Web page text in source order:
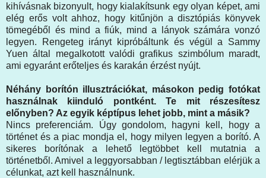
kihívásnak bizonyult, hogy kialakítsunk egy olyan képet, ami
elég erős volt ahhoz, hogy kitűnjön a disztópiás könyvek
tömegéből és mind a fiúk, mind a lányok számára vonzó
legyen. Rengeteg irányt kipróbáltunk és végül a Sammy
Yuen által megalkotott valódi grafikus szimbólum maradt,
ami egyaránt erőteljes és karakán érzést nyújt.
Néhány borítón illusztrációkat, másokon pedig fotókat
használnak kiinduló pontként. Te mit részesítesz
előnyben? Az egyik képtípus lehet jobb, mint a másik?
Nincs preferenciám. Úgy gondolom, hagyni kell, hogy a
történet és a piac mondja el, hogy milyen legyen a borító. A
sikeres borítónak a lehető legtöbbet kell mutatnia a
történetből. Amivel a leggyorsabban / legtisztábban elérjük a
célunkat, azt kell használnunk.